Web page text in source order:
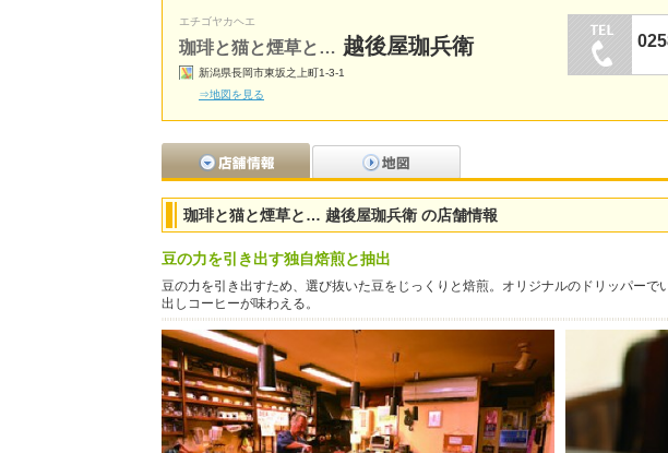
エチゴヤカヘエ
珈琲と猫と煙草と… 越後屋珈兵衛
新潟県長岡市東坂之上町1-3-1
⇒地図を見る
珈琲と猫と煙草と… 越後屋珈兵衛 の店舗情報
豆の力を引き出す独自焙煎と抽出
豆の力を引き出すため、選び抜いた豆をじっくりと焙煎。オリジナルのドリッパー
出しコーヒーが味わえる。